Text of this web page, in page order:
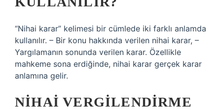
“Nihai karar” kelimesi bir cümlede iki farklı anlamda
kullanılır. – Bir konu hakkında verilen nihai karar, –
Yargılamanın sonunda verilen karar. Özellikle
mahkeme sona erdiğinde, nihai karar gerçek karar
anlamına gelir.
NIHAI VERGILENDIRME